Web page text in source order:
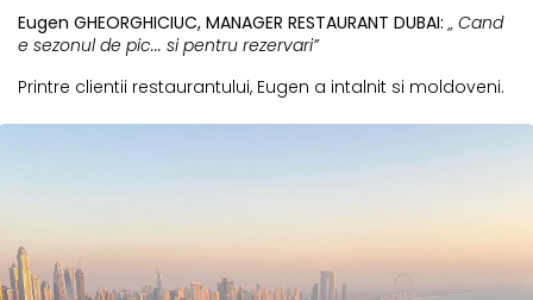
Eugen GHEORGHICIUC, MANAGER RESTAURANT DUBAI:„ Cand
e sezonul de pic... si pentru rezervari”
Printre clientii restaurantului, Eugen a intalnit si moldoveni.